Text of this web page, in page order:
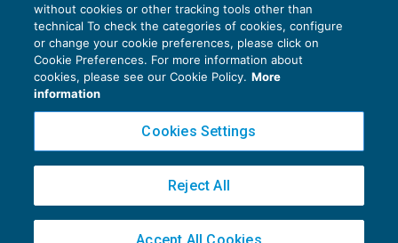
Privacy Policy
Cookie Policy
Copyright 2016 ©Gruppo Euroconference S.p.A.v2.32.1
Piazza Luigi Einaudi, 10N01 - 20124 Milano - info@ecnews.it
02776120236
without cookies or other tracking tools other than
technical To check the categories of cookies, configure
or change your cookie preferences, please click on
Cookie Preferences. For more information about
cookies, please see our Cookie Policy. More
information
Cookies Settings
Reject All